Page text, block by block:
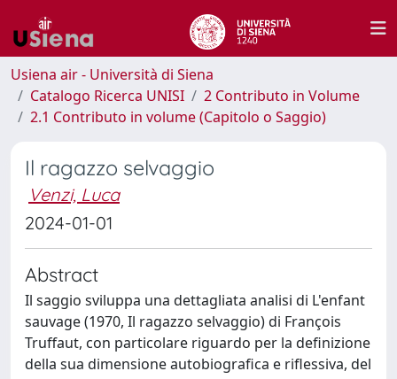
Usiena air - Università di Siena
Catalogo Ricerca UNISI
2 Contributo in Volume
2.1 Contributo in volume (Capitolo o Saggio)
Il ragazzo selvaggio
Venzi, Luca
2024-01-01
Abstract
Il saggio sviluppa una dettagliata analisi di L'enfant
sauvage (1970, Il ragazzo selvaggio) di François
Truffaut, con particolare riguardo per la definizione
della sua dimensione autobiografica e riflessiva, del